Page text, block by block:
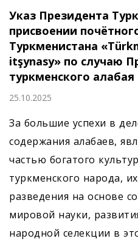
Указ Президента
присвоении
Туркменистана
itşynasy» по случаю
туркменского алабая
25.10.2025
За большие успехи в
содержания алабаев,
частью богатого
туркменского народа,
разведения на основе
мировой науки,
народной селекции в